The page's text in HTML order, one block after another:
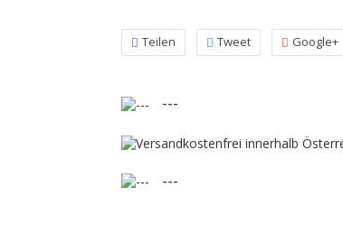
Teilen Tweet Google+
---
---